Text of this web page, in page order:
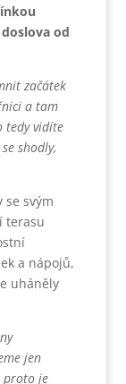
od
začátek
a tam
tedy vidíte
shodly,
svým
terasu
a nápojů,
uháněly
jen
proto je